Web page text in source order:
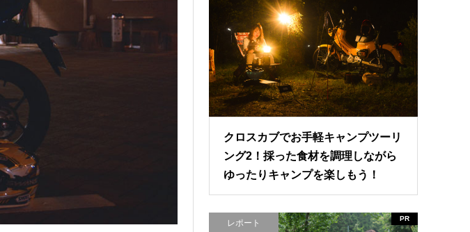
クロスカブでお手軽キャンプツーリ
ング2！採った食材を調理しながら
ゆったりキャンプを楽しもう！
レポート PR